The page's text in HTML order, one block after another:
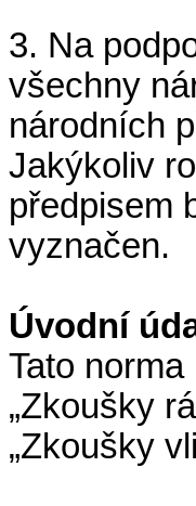
3. Na
všechny
národních
Jakýkoliv
předpisem
vyznačen.
Úvodní
Tato
„Zkoušky
„Zkoušky